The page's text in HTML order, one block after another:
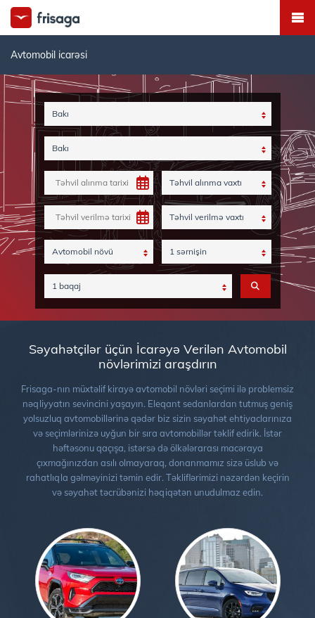
Avtomobil icarəsi
Bakı
Bakı
Təhvil alınma vaxtı
Təhvil verilmə vaxtı
Avtomobil növü 1 sərnişin
1 baqaj
Səyahətçilər üçün İcarəyə Verilən Avtomobil
növlərimizi araşdırın
Frisaga-nın müxtəlif kirayə avtomobil növləri seçimi ilə problemsiz
nəqliyyatın sevincini yaşayın. Eleqant sedanlardan tutmuş geniş
yolsuzluq avtomobillərinə qədər biz sizin səyahət ehtiyaclarınıza
və seçimlərinizə uyğun bir sıra avtomobillər təklif edirik. İstər
həftəsonu qaçışa, istərsə də ölkələrarası macəraya
çıxmağınızdan asılı olmayaraq, donanmamız sizə üslub və
rahatlıqla gəlməyinizi təmin edir. Təkliflərimizi nəzərdən keçirin
və səyahət təcrübənizi həqiqətən unudulmaz edin.